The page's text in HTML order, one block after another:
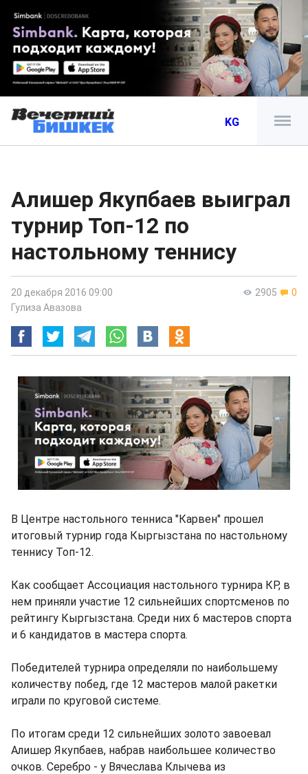
KG
Алишер Якупбаев выиграл
турнир Топ-12 по
настольному теннису
2905 0
20 декабря 2016 09:00
Гулиза Авазова
В Центре настольного тенниса "Карвен" прошел
итоговый турнир года Кыргызстана по настольному
теннису Топ-12.
Как сообщает Ассоциация настольного турнира КР, в
нем приняли участие 12 сильнейших спортсменов по
рейтингу Кыргызстана. Среди них 6 мастеров спорта
и 6 кандидатов в мастера спорта.
Победителей турнира определяли по наибольшему
количеству побед, где 12 мастеров малой ракетки
играли по круговой системе.
По итогам среди 12 сильнейших золото завоевал
Алишер Якупбаев, набрав наибольшее количество
очков. Серебро - у Вячеслава Клычева из